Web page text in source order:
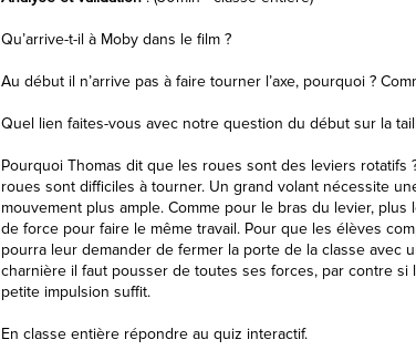
Qu’arrive-t-il à Moby dans le film ?
Au début il n’arrive pas à faire tourner l’axe, pourquoi ?
Quel lien faites-vous avec notre question du début sur la
Pourquoi Thomas dit que les roues sont des leviers
roues sont difficiles à tourner. Un grand volant nécessite
mouvement plus ample. Comme pour le bras du levier,
de force pour faire le même travail. Pour que les élèves
pourra leur demander de fermer la porte de la classe avec
charnière il faut pousser de toutes ses forces, par contre si
petite impulsion suffit.
En classe entière répondre au quiz interactif.